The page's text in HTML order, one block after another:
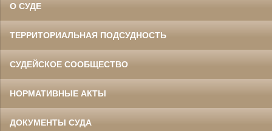
О СУДЕ
ТЕРРИТОРИАЛЬНАЯ ПОДСУДНОСТЬ
СУДЕЙСКОЕ СООБЩЕСТВО
НОРМАТИВНЫЕ АКТЫ
ДОКУМЕНТЫ СУДА